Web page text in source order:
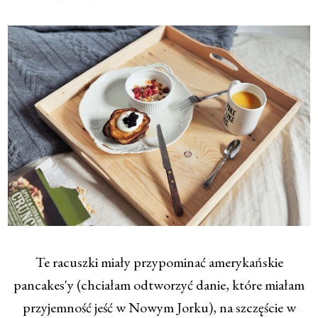
Te racuszki miały przypominać amerykańskie
pancakes'y (chciałam odtworzyć danie, które miałam
przyjemność jeść w Nowym Jorku), na szczęście w